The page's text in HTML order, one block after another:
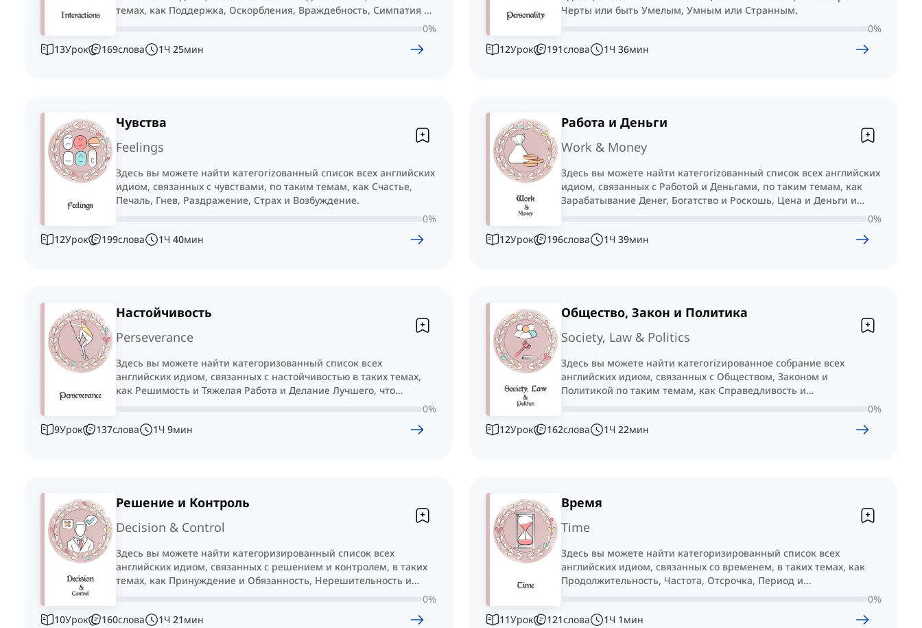
темах, как Поддержка, Оскорбления, Враждебность, Симпатия и
0%
13Урок 169слова 1Ч 25мин
Черты или быть Умелым, Умным или Странным.
0%
12Урок 191слова 1Ч 36мин
Чувства
Feelings
Здесь вы можете найти категorizованный список всех английских
идиом, связанных с чувствами, по таким темам, как Счастье,
Печаль, Гнев, Раздражение, Страх и Возбуждение.
0%
12Урок 199слова 1Ч 40мин
Работа и Деньги
Work & Money
Здесь вы можете найти категorizованный список всех английских
идиом, связанных с Работой и Деньгами, по таким темам, как
Зарабатывание Денег, Богатство и Роскошь, Цена и Деньги и
0%
12Урок 196слова 1Ч 39мин
Настойчивость
Perseverance
Здесь вы можете найти категоризованный список всех
английских идиом, связанных с настойчивостью в таких темах,
как Решимость и Тяжелая Работа и Делание Лучшего, что
0%
9Урок 137слова 1Ч 9мин
Общество, Закон и Политика
Society, Law & Politics
Здесь вы можете найти категorizированное собрание всех
английских идиом, связанных с Обществом, Законом и
Политикой по таким темам, как Справедливость и
0%
12Урок 162слова 1Ч 22мин
Решение и Контроль
Decision & Control
Здесь вы можете найти категоризированный список всех
английских идиом, связанных с решением и контролем, в таких
темах, как Принуждение и Обязанность, Нерешительность и
0%
10Урок 160слова 1Ч 21мин
Время
Time
Здесь вы можете найти категоризированный список всех
английских идиом, связанных со временем, в таких темах, как
Продолжительность, Частота, Отсрочка, Период и
0%
11Урок 121слова 1Ч 1мин